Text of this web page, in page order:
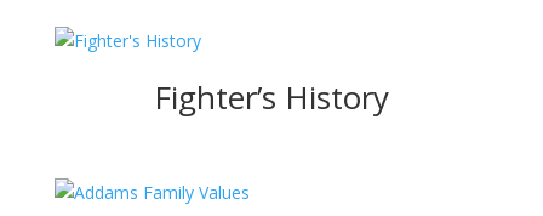
Fighter’s History